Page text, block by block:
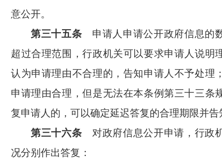
意公开。
第三十五条 申请人申请公开政府信息的
超过合理范围，行政机关可以要求申请人说明
认为申请理由不合理的，告知申请人不予处理
申请理由合理，但是无法在本条例第三十三条
复申请人的，可以确定延迟答复的合理期限并告
第三十六条 对政府信息公开申请，行政
况分别作出答复：